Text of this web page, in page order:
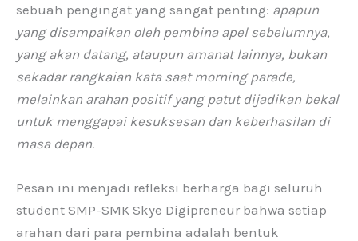
sebuah pengingat yang sangat penting: apapun
yang disampaikan oleh pembina apel sebelumnya,
yang akan datang, ataupun amanat lainnya, bukan
sekadar rangkaian kata saat morning parade,
melainkan arahan positif yang patut dijadikan bekal
untuk menggapai kesuksesan dan keberhasilan di
masa depan.
Pesan ini menjadi refleksi berharga bagi seluruh
student SMP-SMK Skye Digipreneur bahwa setiap
arahan dari para pembina adalah bentuk